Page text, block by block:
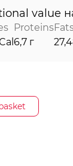
value
Proteins
6,7 г